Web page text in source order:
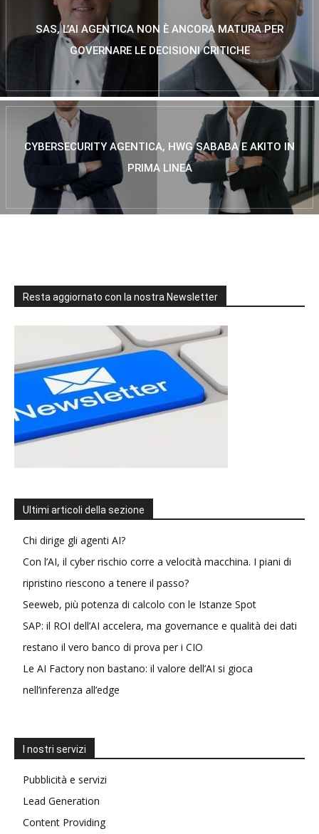
SAS, L’AI AGENTICA NON È ANCORA MATURA PER
GOVERNARE LE DECISIONI CRITICHE
CYBERSECURITY AGENTICA, HWG SABABA E AKITO IN
PRIMA LINEA
Resta aggiornato con la nostra Newsletter
Ultimi articoli della sezione
Chi dirige gli agenti AI?
Con l’AI, il cyber rischio corre a velocità macchina. I piani di
ripristino riescono a tenere il passo?
Seeweb, più potenza di calcolo con le Istanze Spot
SAP: il ROI dell’AI accelera, ma governance e qualità dei dati
restano il vero banco di prova per i CIO
Le AI Factory non bastano: il valore dell’AI si gioca
nell’inferenza all’edge
I nostri servizi
Pubblicità e servizi
Lead Generation
Content Providing